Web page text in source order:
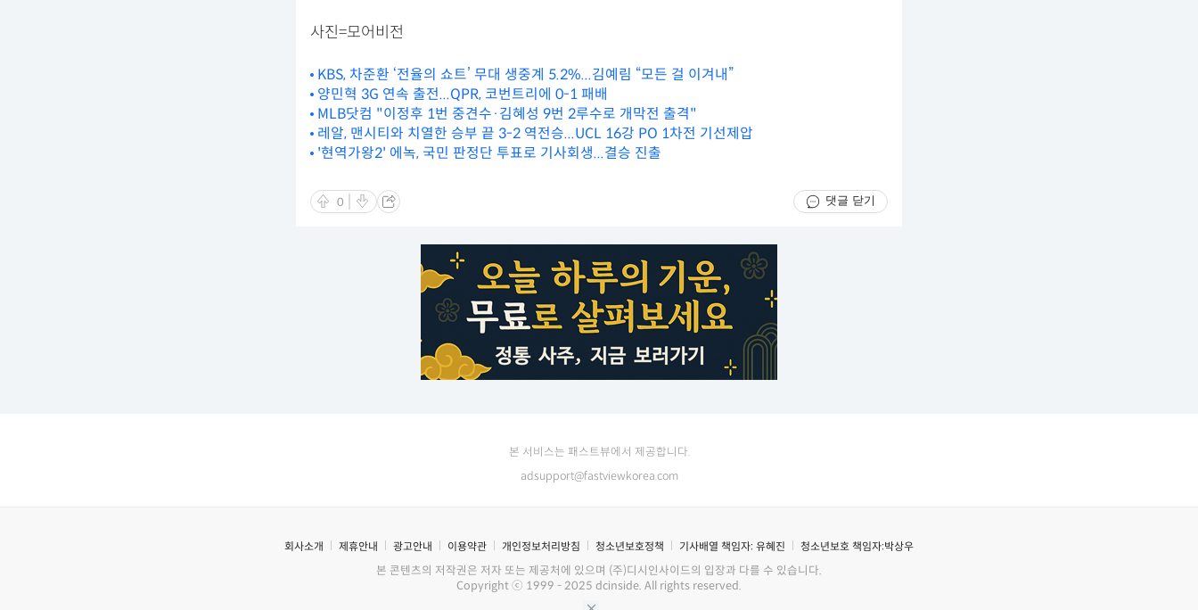
사진=모어비전
KBS, 차준환 ‘전율의 쇼트’ 무대 생중계 5.2%...김예림 “모든 걸 이겨내”
양민혁 3G 연속 출전...QPR, 코번트리에 0-1 패배
MLB닷컴 "이정후 1번 중견수·김혜성 9번 2루수로 개막전 출격"
레알, 맨시티와 치열한 승부 끝 3-2 역전승...UCL 16강 PO 1차전 기선제압
'현역가왕2' 에녹, 국민 판정단 투표로 기사회생...결승 진출
0 댓글 닫기
본 서비스는 패스트뷰에서 제공합니다.
adsupport@fastviewkorea.com
회사소개 제휴안내 광고안내 이용약관 개인정보처리방침 청소년보호정책 기사배열 책임자: 유혜진 청소년보호 책임자:박상우
본 콘텐츠의 저작권은 저자 또는 제공처에 있으며 (주)디시인사이드의 입장과 다를 수 있습니다.
Copyright ⓒ 1999 - 2025 dcinside. All rights reserved.